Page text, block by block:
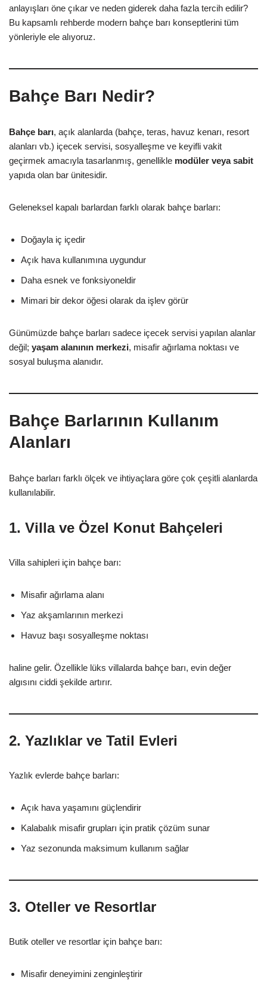
anlayışları öne çıkar ve neden giderek daha fazla tercih edilir?
Bu kapsamlı rehberde modern bahçe barı konseptlerini tüm
yönleriyle ele alıyoruz.
Bahçe Barı Nedir?
Bahçe barı, açık alanlarda (bahçe, teras, havuz kenarı, resort
alanları vb.) içecek servisi, sosyalleşme ve keyifli vakit
geçirmek amacıyla tasarlanmış, genellikle modüler veya sabit
yapıda olan bar ünitesidir.
Geleneksel kapalı barlardan farklı olarak bahçe barları:
Doğayla iç içedir
Açık hava kullanımına uygundur
Daha esnek ve fonksiyoneldir
Mimari bir dekor öğesi olarak da işlev görür
Günümüzde bahçe barları sadece içecek servisi yapılan alanlar
değil; yaşam alanının merkezi, misafir ağırlama noktası ve
sosyal buluşma alanıdır.
Bahçe Barlarının Kullanım
Alanları
Bahçe barları farklı ölçek ve ihtiyaçlara göre çok çeşitli alanlarda
kullanılabilir.
1. Villa ve Özel Konut Bahçeleri
Villa sahipleri için bahçe barı:
Misafir ağırlama alanı
Yaz akşamlarının merkezi
Havuz başı sosyalleşme noktası
haline gelir. Özellikle lüks villalarda bahçe barı, evin değer
algısını ciddi şekilde artırır.
2. Yazlıklar ve Tatil Evleri
Yazlık evlerde bahçe barları:
Açık hava yaşamını güçlendirir
Kalabalık misafir grupları için pratik çözüm sunar
Yaz sezonunda maksimum kullanım sağlar
3. Oteller ve Resortlar
Butik oteller ve resortlar için bahçe barı:
Misafir deneyimini zenginleştirir